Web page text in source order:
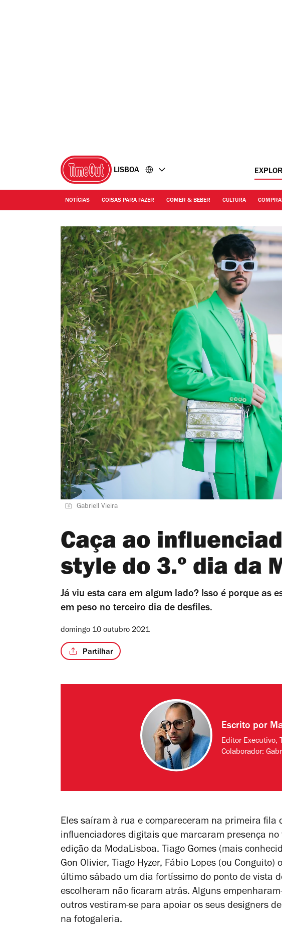
LISBOA
NOTÍCIAS COISAS PARA FAZER COMER & BEBER CULTURA
Gabriell Vieira
Caça ao
style do 3.º dia da
Já viu esta cara em algum lado? Isso é porque as
em peso no terceiro dia de desfiles.
domingo 10 outubro 2021
Partilhar
Escrito por
Editor Executivo,
Colaborador:
Eles saíram à rua e compareceram na primeira fila
influenciadores digitais que marcaram presença
edição da ModaLisboa. Tiago Gomes (mais
Gon Olivier, Tiago Hyzer, Fábio Lopes (ou
último sábado um dia fortíssimo do ponto de vista
escolheram não ficaram atrás. Alguns
outros vestiram-se para apoiar os seus designers
na fotogaleria.